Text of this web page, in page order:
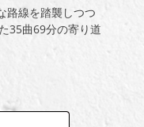
路線を踏襲しつつ
35曲69分の寄り道